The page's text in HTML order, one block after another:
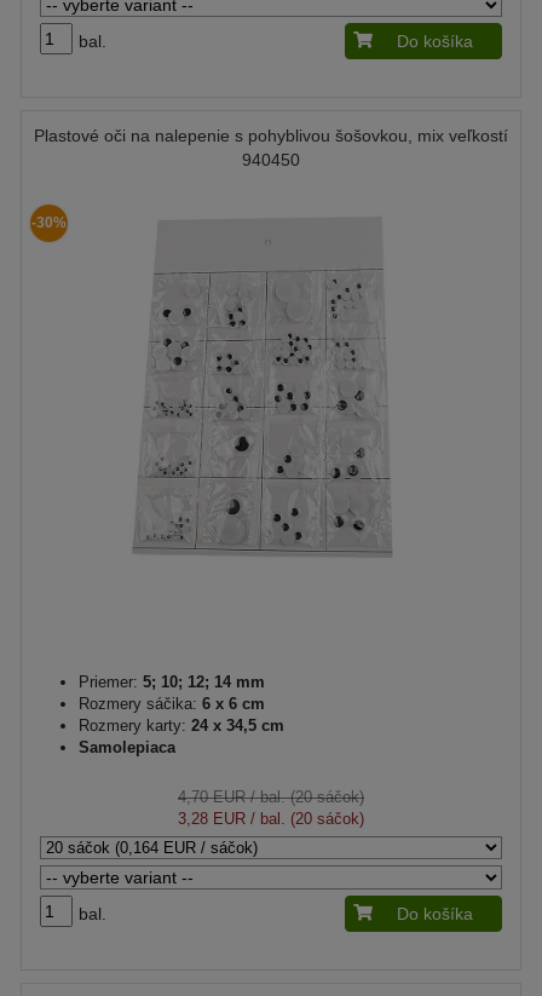
bal. Do košíka
Plastové oči na nalepenie s pohyblivou šošovkou, mix veľkostí
940450
-30%
Priemer: 5; 10; 12; 14 mm
Rozmery sáčika: 6 x 6 cm
Rozmery karty: 24 x 34,5 cm
Samolepiaca
4,70 EUR/ bal. (20 sáčok)
3,28 EUR / bal. (20 sáčok)
bal. Do košíka